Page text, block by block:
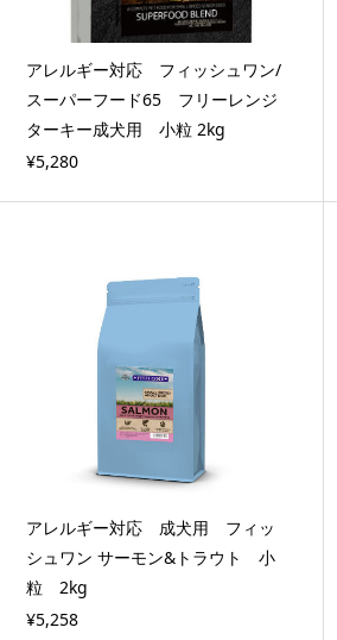
アレルギー対応 フィッシュワン/
スーパーフード65 フリーレンジ
ターキー成犬用 小粒 2kg
¥5,280
アレルギー対応 成犬用 フィッ
シュワン サーモン&トラウト 小
粒 2kg
¥5,258